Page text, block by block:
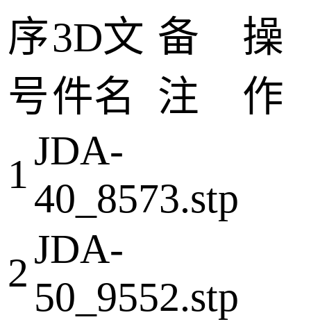
序
号
3D文
件名
备
注
操
作
1
JDA-
40_8573.stp
2
JDA-
50_9552.stp